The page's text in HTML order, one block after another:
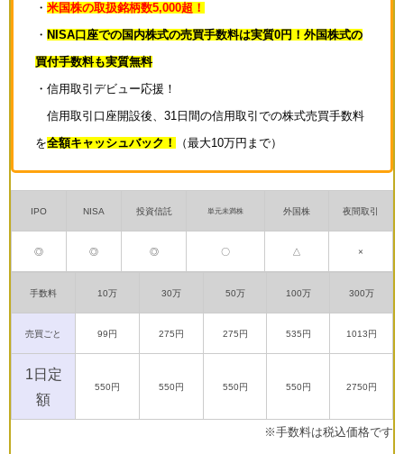
・ 米国株の取扱銘柄数5,000超！
・ NISA口座での国内株式の売買手数料は実質0円！外国株式の
買付手数料も実質無料
・信用取引デビュー応援！
信用取引口座開設後、31日間の信用取引での株式売買手数料
を全額キャッシュバック！ （最大10万円まで）
IPO NISA 投資信託 単元未満株 外国株 夜間取引
◎ ◎ ◎ 〇 △ ×
手数料 10万 30万 50万 100万 300万
売買ごと 99円 275円 275円 535円 1013円
1日定
額
550円 550円 550円 550円 2750円
※手数料は税込価格です